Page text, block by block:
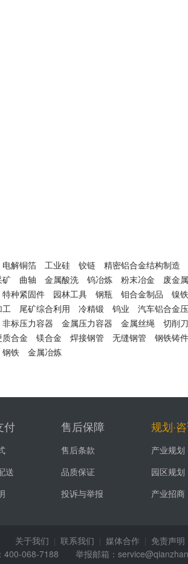
电解铜箔 工业硅 铰链 精密铝合金结构制造
矿 曲轴 金属酸洗 钨冶炼 粉末冶金 废金属
特种紧固件 园林工具 钢瓶 钼合金制品 镍铁
工 尾矿综合利用 冷精锻 钨业 汽车铝合金
非标压力容器 金属压力容器 金属丝绳 切削
质合金 镁合金 焊接钢管 无缝钢管 钢铁铸件
钢铁 金属冶炼
付
送
售后保障
售后条款
品质保证
投诉与举报
规划·
产业规划
园区规划
产业招商
关于我们 联系我们 媒体合作 免责声明
400-068-7188 举报邮箱：